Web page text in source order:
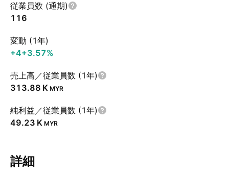
従業員数 (通期)
116
変動 (1年)
+4+3.57%
売上高／従業員数 (1年)
‪313.88 K‬ MYR
純利益／従業員数 (1年)
‪49.23 K‬ MYR
詳細